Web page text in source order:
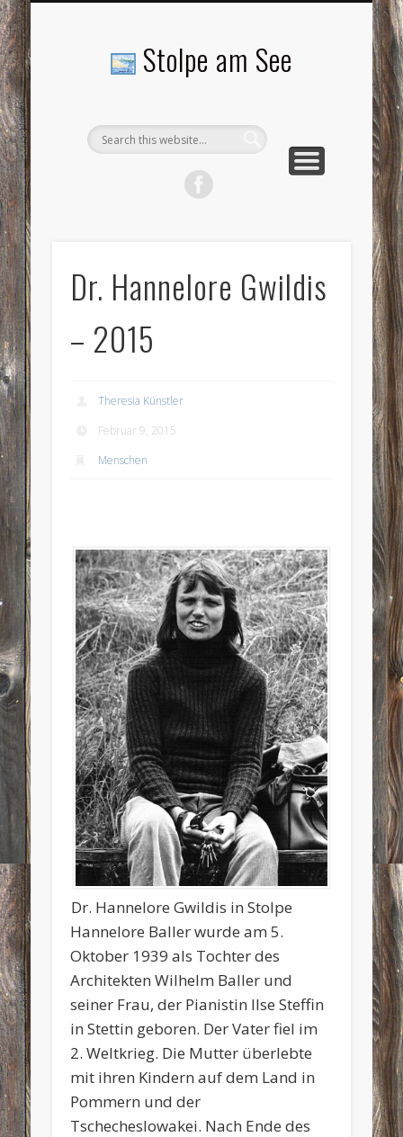
Stolpe am See
Dr. Hannelore Gwildis
– 2015
Theresia Künstler
Februar 9, 2015
Menschen
Dr. Hannelore Gwildis in Stolpe
Hannelore Baller wurde am 5.
Oktober 1939 als Tochter des
Architekten Wilhelm Baller und
seiner Frau, der Pianistin Ilse Steffin
in Stettin geboren. Der Vater fiel im
2. Weltkrieg. Die Mutter überlebte
mit ihren Kindern auf dem Land in
Pommern und der
Tschecheslowakei. Nach Ende des